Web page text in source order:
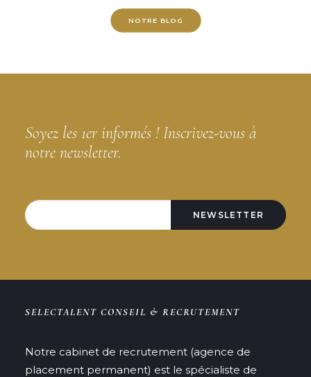
NOTRE BLOG
Soyez les 1er informés ! Inscrivez-vous à
notre newsletter.
SELECTALENT CONSEIL & RECRUTEMENT
Notre cabinet de recrutement (agence de
placement permanent) est le spécialiste de